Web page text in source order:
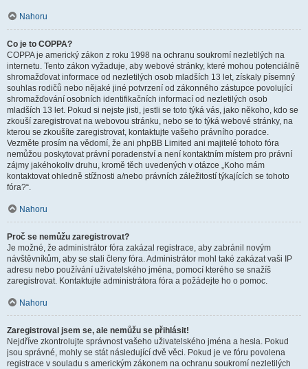
Nahoru
Co je to COPPA?
COPPA je americký zákon z roku 1998 na ochranu soukromí nezletilých na
internetu. Tento zákon vyžaduje, aby webové stránky, které mohou potenciálně
shromažďovat informace od nezletilých osob mladších 13 let, získaly písemný
souhlas rodičů nebo nějaké jiné potvrzení od zákonného zástupce povolující
shromažďování osobních identifikačních informací od nezletilých osob
mladších 13 let. Pokud si nejste jisti, jestli se toto týká vás, jako někoho, kdo se
zkouší zaregistrovat na webovou stránku, nebo se to týká webové stránky, na
kterou se zkoušíte zaregistrovat, kontaktujte vašeho právního poradce.
Vezměte prosím na vědomí, že ani phpBB Limited ani majitelé tohoto fóra
nemůžou poskytovat právní poradenství a není kontaktním místem pro právní
zájmy jakéhokoliv druhu, kromě těch uvedených v otázce „Koho mám
kontaktovat ohledně stížnosti a/nebo právních záležitostí týkajících se tohoto
fóra?“.
Nahoru
Proč se nemůžu zaregistrovat?
Je možné, že administrátor fóra zakázal registrace, aby zabránil novým
návštěvníkům, aby se stali členy fóra. Administrátor mohl také zakázat vaši IP
adresu nebo používání uživatelského jména, pomocí kterého se snažíš
zaregistrovat. Kontaktujte administrátora fóra a požádejte ho o pomoc.
Nahoru
Zaregistroval jsem se, ale nemůžu se přihlásit!
Nejdříve zkontrolujte správnost vašeho uživatelského jména a hesla. Pokud
jsou správné, mohly se stát následující dvě věci. Pokud je ve fóru povolena
registrace v souladu s americkým zákonem na ochranu soukromí nezletilých